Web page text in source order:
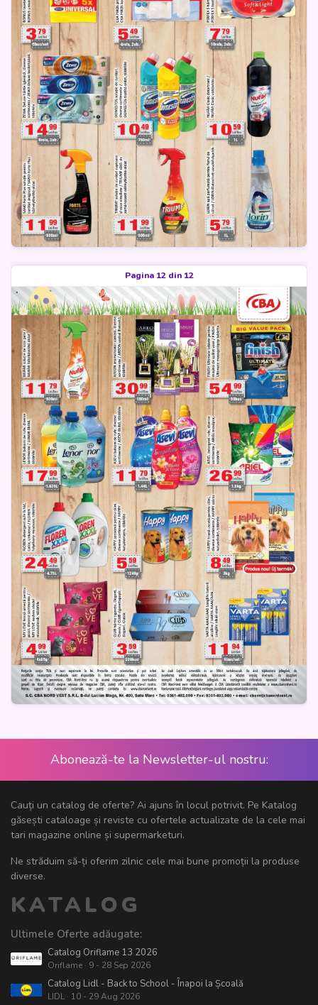
Pagina 12 din 12
Abonează-te la Newsletter-ul nostru:
Cauți un catalog de oferte? Ai ajuns în locul potrivit. Pe Katalog
găsești cataloage și reviste cu ofertele actualizate de la cele mai
tari magazine online și supermarketuri.
Ne străduim să-ți oferim zilnic cele mai bune promoții la produse
diverse.
KATALOG
Ultimele Oferte adăugate:
Catalog Oriflame 13 2026
Oriflame · 9 - 28 Sep 2026
Catalog Lidl - Back to School - Înapoi la Școală
LIDL · 10 - 29 Aug 2026